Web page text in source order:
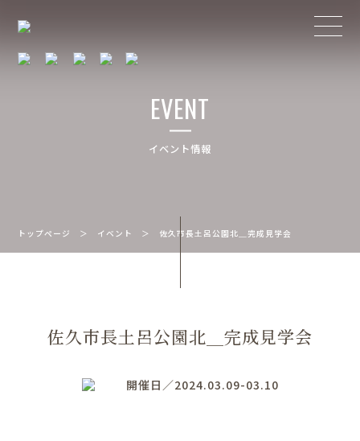
EVENT
イベント情報
トップページ ＞ イベント ＞ 佐久市長土呂公園北＿完成見学会
佐久市長土呂公園北＿完成見学会
開催日／2024.03.09-03.10